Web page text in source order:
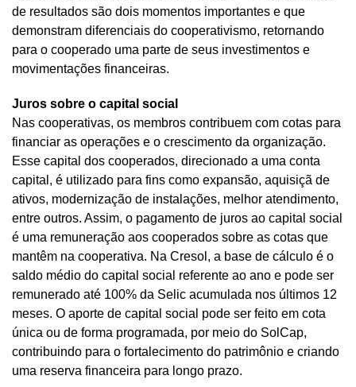
de resultados são dois momentos importantes e que
demonstram diferenciais do cooperativismo, retornando
para o cooperado uma parte de seus investimentos e
movimentações financeiras.
Juros sobre o capital social
Nas cooperativas, os membros contribuem com cotas para
financiar as operações e o crescimento da organização.
Esse capital dos cooperados, direcionado a uma conta
capital, é utilizado para fins como expansão, aquisiçã de
ativos, modernização de instalações, melhor atendimento,
entre outros. Assim, o pagamento de juros ao capital social
é uma remuneração aos cooperados sobre as cotas que
mantêm na cooperativa. Na Cresol, a base de cálculo é o
saldo médio do capital social referente ao ano e pode ser
remunerado até 100% da Selic acumulada nos últimos 12
meses. O aporte de capital social pode ser feito em cota
única ou de forma programada, por meio do SolCap,
contribuindo para o fortalecimento do patrimônio e criando
uma reserva financeira para longo prazo.